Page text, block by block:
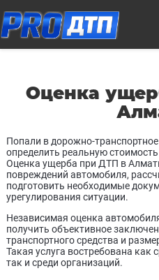
Оценка
Прайс
Кейсы
Лицензии
Статьи
Оценка
Попали в дорожно-
определить реальную
Оценка ущерба при ДТП в
повреждений автомобиля,
подготовить необходимые
урегулирования ситуации.
Независимая оценка
получить объективное
транспортного средства и
Такая услуга востребована как
так и среди организаций.